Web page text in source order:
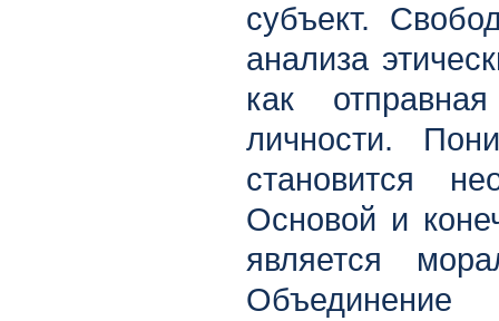
субъект.
анализа
как
личности.
становится
Основой и
является
Объединение